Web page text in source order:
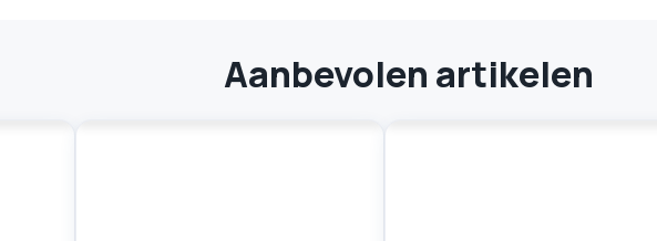
Aanbevolen artikelen